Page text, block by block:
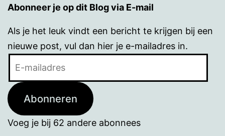
Abonneer je op dit Blog via E-mail
Als je het leuk vindt een bericht te krijgen bij een
nieuwe post, vul dan hier je e-mailadres in.
Abonneren
Voeg je bij 62 andere abonnees